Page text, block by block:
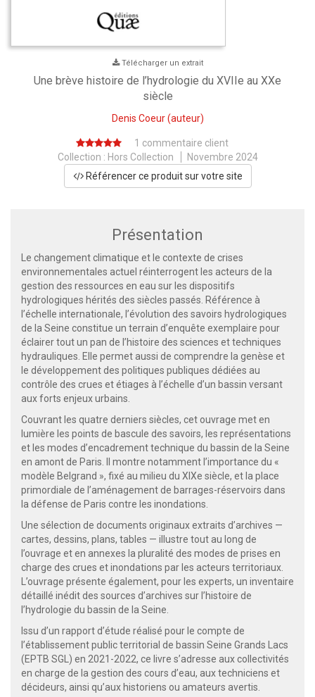
Télécharger un extrait
Une brève histoire de l’hydrologie du XVIIe au XXe
siècle
Denis Coeur(auteur)
1 commentaire client
Collection : Hors Collection
Novembre 2024
Référencer ce produit sur votre site
Présentation
Le changement climatique et le contexte de crises
environnementales actuel réinterrogent les acteurs de la
gestion des ressources en eau sur les dispositifs
hydrologiques hérités des siècles passés. Référence à
l’échelle internationale, l’évolution des savoirs hydrologiques
de la Seine constitue un terrain d’enquête exemplaire pour
éclairer tout un pan de l’histoire des sciences et techniques
hydrauliques. Elle permet aussi de comprendre la genèse et
le développement des politiques publiques dédiées au
contrôle des crues et étiages à l’échelle d’un bassin versant
aux forts enjeux urbains.
Couvrant les quatre derniers siècles, cet ouvrage met en
lumière les points de bascule des savoirs, les représentations
et les modes d’encadrement technique du bassin de la Seine
en amont de Paris. Il montre notamment l’importance du «
modèle Belgrand », fixé au milieu du XIXe siècle, et la place
primordiale de l’aménagement de barrages-réservoirs dans
la défense de Paris contre les inondations.
Une sélection de documents originaux extraits d’archives —
cartes, dessins, plans, tables — illustre tout au long de
l’ouvrage et en annexes la pluralité des modes de prises en
charge des crues et inondations par les acteurs territoriaux.
L’ouvrage présente également, pour les experts, un inventaire
détaillé inédit des sources d’archives sur l’histoire de
l’hydrologie du bassin de la Seine.
Issu d’un rapport d’étude réalisé pour le compte de
l’établissement public territorial de bassin Seine Grands Lacs
(EPTB SGL) en 2021-2022, ce livre s’adresse aux collectivités
en charge de la gestion des cours d’eau, aux techniciens et
décideurs, ainsi qu’aux historiens ou amateurs avertis.